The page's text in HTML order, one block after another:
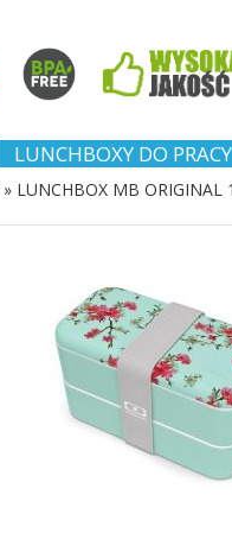
LUNCHBOXY DO PRACY
» LUNCHBOX MB ORIGINAL